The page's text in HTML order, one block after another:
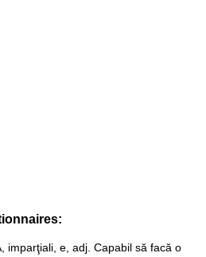
imparţiali, e, adj. Capabil să facă o